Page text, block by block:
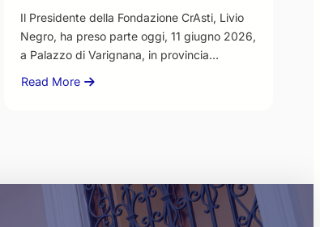
Il Presidente della Fondazione CrAsti, Livio
Negro, ha preso parte oggi, 11 giugno 2026,
a Palazzo di Varignana, in provincia…
Read More
about